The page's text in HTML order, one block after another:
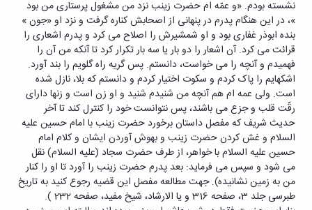
نشسته بودم. «و عمّه ام حضرت زینب نزد من مشغول پرستاری من بود
»، در این هنگام پدرم در پنهانی از اصحابش کناره گرفت و نزد او «جون »
بنده ابوذر غفاری بود و او شمشیرش را اصلاح می کرد و پدرم اشعاری را
قرائت می کرد. آن اشعار را دو بار یا سه بار تکرار کرد تا آنکه من آن را
فهمیدم و آنچه را می خواست، دانستم. پس گریه راه گلویم را بند آورد.
اشکهایم را پاک کردم و سکوت اختیار کردم و دانستم که بلا، نازل شده
است. ولی عمه ام هم آنچه من شنیدم شنید و او زن است و زنها دارای
رقّت قلب و جزع می باشند، پس نتوانست خود را کنترل کند تا آخر
حدیث شریف که مفصل داستان برخورد حضرت زینب با امام حسین علیه
السلام و غش کردن حضرت زینب و بهوش آوردن ایشان و کلام امام
حسین علیه السلام با خواهر، از طرف حضرت سجاد (علیه السلام) نقل
می شود و سپس می فرماید: بعد پدرم حضرت زینب را آورد تا او را کنار
من به زمین نشانیده). جهت مطالعه مفصل این قضیه رجوع کنید به تاریخ
طبرسی جلد 3، صفحه 316 و یا الارشاد، شیخ مفید، صفحه 232 ).